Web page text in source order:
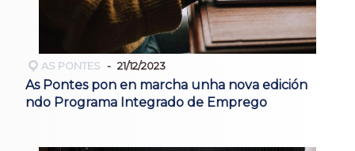
AS PONTES 21/12/2023
As Pontes pon en marcha unha nova edición
ndo Programa Integrado de Emprego